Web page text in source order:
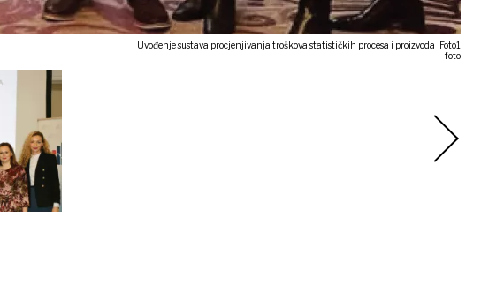
Uvođenje sustava procjenjivanja troškova statističkih procesa i proizvoda_Foto1
foto